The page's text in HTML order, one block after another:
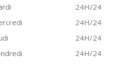
24H/24
24H/24
24H/24
24H/24